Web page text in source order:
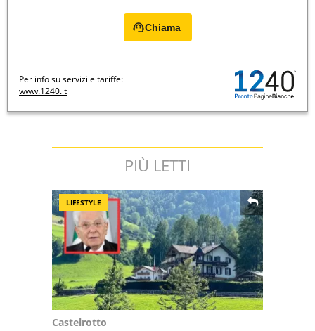
Chiama
Per info su servizi e tariffe:
www.1240.it
PIÙ LETTI
LIFESTYLE
Castelrotto